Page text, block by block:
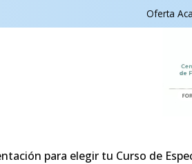
Oferta
para elegir tu Curso de